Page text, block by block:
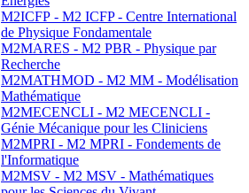
M2ICFP - M2 ICFP - Centre International
de Physique Fondamentale
M2MARES - M2 PBR - Physique par
Recherche
M2MATHMOD - M2 MM - Modélisation
Mathématique
M2MECENCLI - M2 MECENCLI -
Génie Mécanique pour les Cliniciens
M2MPRI - M2 MPRI - Fondements de
l'Informatique
M2MSV - M2 MSV - Mathématiques